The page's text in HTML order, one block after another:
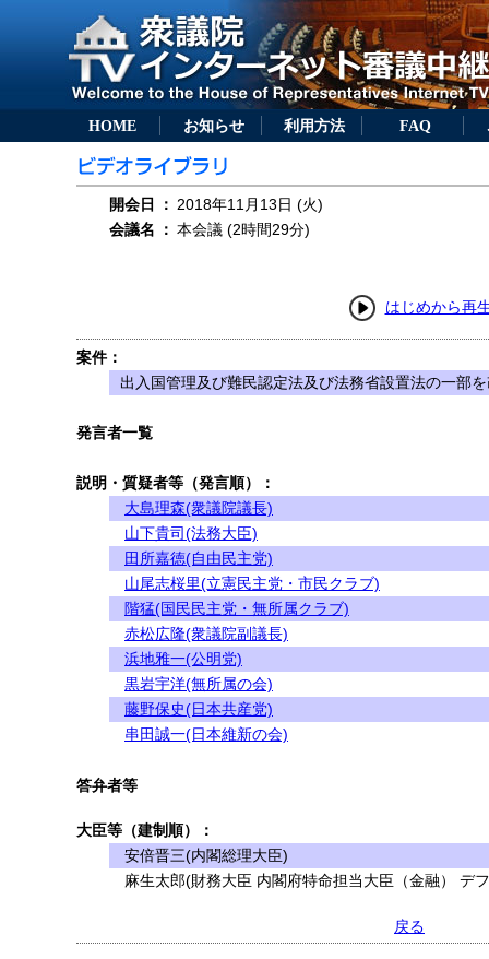
HOME お知らせ 利用方法 FAQ
開会日 ： 2018年11月13日 (火)
会議名
： 本会議 (2時間29分)
はじめから再
案件：
出入国管理及び難民認定法及び法務省設置法の一部
発言者一覧
説明・質疑者等（発言順）：
大島理森(衆議院議長)
山下貴司(法務大臣)
田所嘉徳(自由民主党)
山尾志桜里(立憲民主党・市民クラブ)
階猛(国民民主党・無所属クラブ)
赤松広隆(衆議院副議長)
浜地雅一(公明党)
黒岩宇洋(無所属の会)
藤野保史(日本共産党)
串田誠一(日本維新の会)
答弁者等
大臣等（建制順）：
安倍晋三(内閣総理大臣)
麻生太郎(財務大臣 内閣府特命担当大臣（金融） デ
戻る